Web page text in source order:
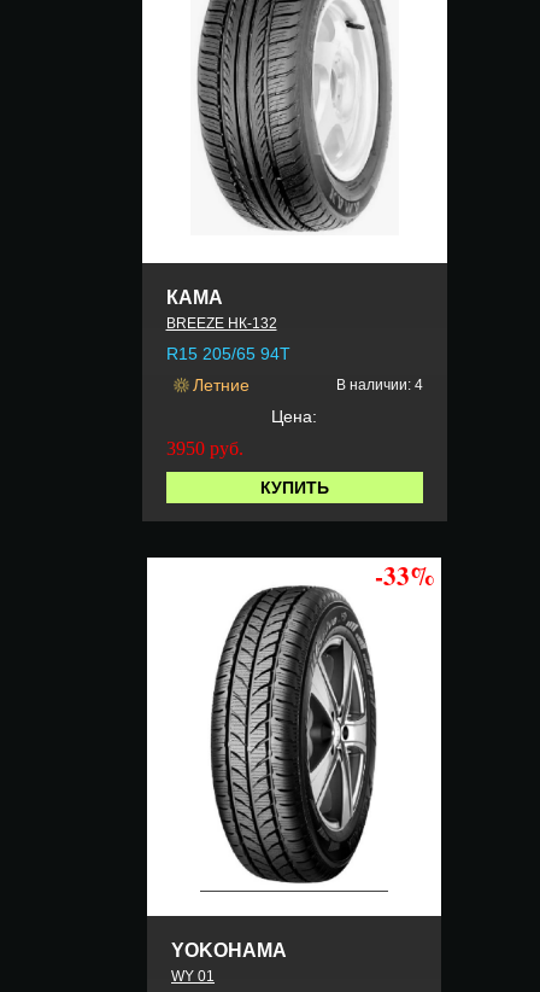
КАМА
BREEZE НК-132
R15 205/65 94T
Летние
В наличии: 4
Цена:
3950 руб.
КУПИТЬ
-33%
YOKOHAMA
WY 01